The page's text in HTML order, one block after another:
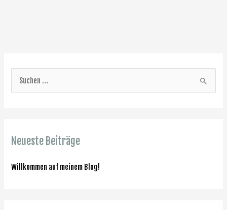
e
n
Neueste Beiträge
Willkommen auf meinem Blog!